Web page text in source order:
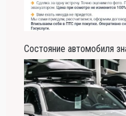
Состояние автомобиля